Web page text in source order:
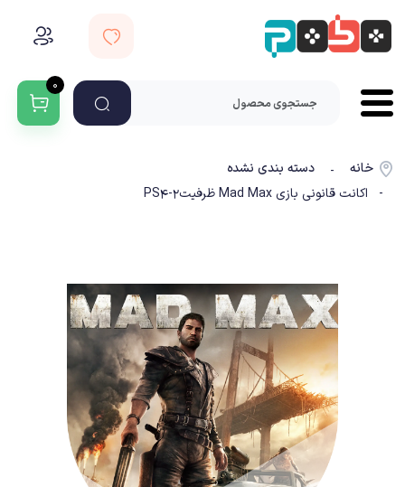
۰
خانه -
دسته بندی نشده
- اکانت قانونی بازی Mad Max ظرفیت2-PS4